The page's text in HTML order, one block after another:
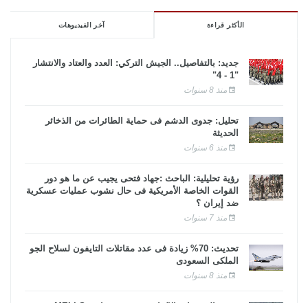
الأكثر قراءة آخر الفيديوهات
جديد: بالتفاصيل.. الجيش التركي: العدد والعتاد والانتشار
"1 - 4"
منذ 8 سنوات
تحليل: جدوى الدشم فى حماية الطائرات من الذخائر
الحديثة
منذ 6 سنوات
رؤية تحليلية: الباحث :جهاد فتحى يجيب عن ما هو دور
القوات الخاصة الأمريكية فى حال نشوب عمليات عسكرية
ضد إيران ؟
منذ 7 سنوات
تحديث: 70% زيادة فى عدد مقاتلات التايفون لسلاح الجو
الملكى السعودى
منذ 8 سنوات